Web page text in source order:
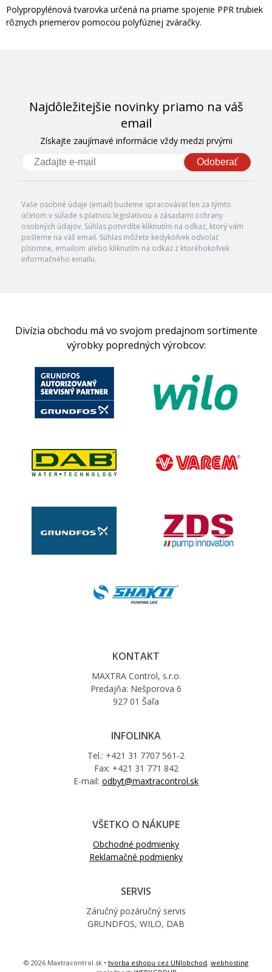
Polypropylénová tvarovka určená na priame spojenie PPR trubiek
rôznych priemerov pomocou polyfúznej zváračky.
Najdôležitejšie novinky priamo na váš
email
Získajte zaujímavé informácie vždy medzi prvými
Odoberať
Vaše osobné údaje (email) budeme spracovávať len za týmto
účelom v súlade s platnou legislatívou a zásadami ochrany
osobných údajov. Súhlas potvrdíte kliknutím na odkaz, ktorý vám
pošleme na váš email. Súhlas môžete kedykoľvek odvolať
písomne, emailom alebo kliknutím na odkaz z ktoréhokoľvek
informačného emailu.
Divízia obchodu má vo svojom predajnom sortimente
výrobky popredných výrobcov:
KONTAKT
MAXTRA Control, s.r.o.
Predajňa: Nešporova 6
927 01 Šaľa
INFOLINKA
Tel.: +421 31 7707 561-2
Fax: +421 31 771 842
E-mail: odbyt@maxtracontrol.sk
VŠETKO O NÁKUPE
Obchodné podmienky
Reklamačné podmienky
SERVIS
Záručný pozáručný servis
GRUNDFOS, WILO, DAB
© 2026 Maxtracontrol.sk • tvorba eshopu cez UNIobchod, webhosting